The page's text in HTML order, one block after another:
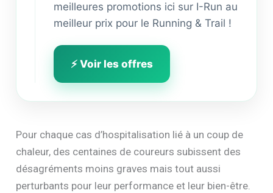
meilleures promotions ici sur I-Run au
meilleur prix pour le Running & Trail !
⚡ Voir les offres
Pour chaque cas d’hospitalisation lié à un coup de
chaleur, des centaines de coureurs subissent des
désagréments moins graves mais tout aussi
perturbants pour leur performance et leur bien-être.